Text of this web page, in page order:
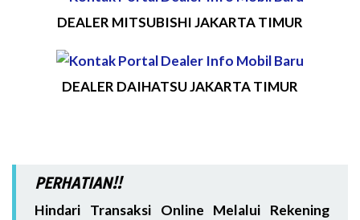
DEALER MITSUBISHI JAKARTA TIMUR
DEALER DAIHATSU JAKARTA TIMUR
PERHATIAN!!
Hindari Transaksi Online Melalui Rekening